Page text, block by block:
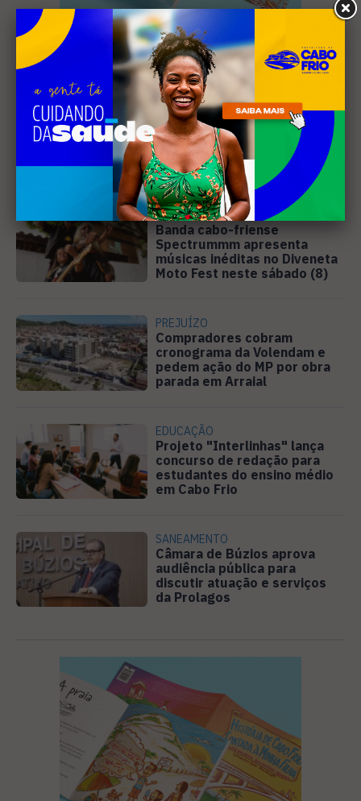
Leia Também
MÚSICA
Banda cabo-friense
Spectrummm apresenta
músicas inéditas no Diveneta
Moto Fest neste sábado (8)
PREJUÍZO
Compradores cobram
cronograma da Volendam e
pedem ação do MP por obra
parada em Arraial
EDUCAÇÃO
Projeto "Interlinhas" lança
concurso de redação para
estudantes do ensino médio
em Cabo Frio
SANEAMENTO
Câmara de Búzios aprova
audiência pública para
discutir atuação e serviços
da Prolagos